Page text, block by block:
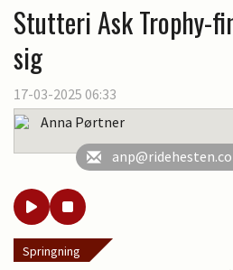
Stutteri Ask Trophy-
sig
17-03-2025 06:33
Anna Pørtner
Springning